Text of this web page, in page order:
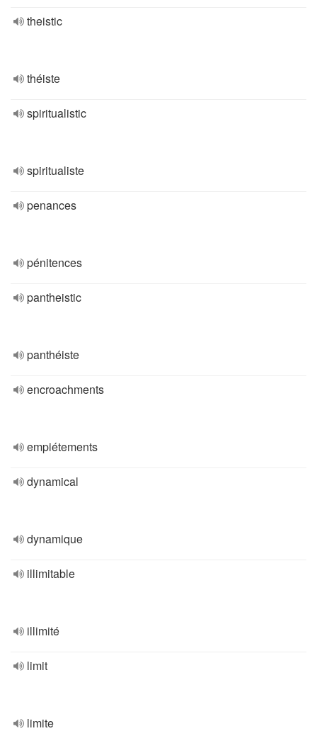
theistic
théiste
spiritualistic
spiritualiste
penances
pénitences
pantheistic
panthéiste
encroachments
empiétements
dynamical
dynamique
illimitable
illimité
limit
limite